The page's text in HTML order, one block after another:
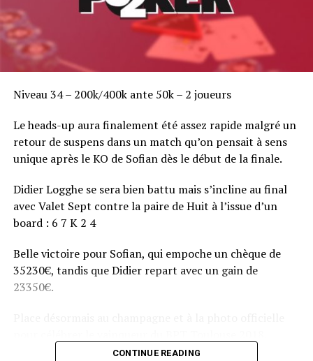
Niveau 34 – 200k/400k ante 50k – 2 joueurs
Le heads-up aura finalement été assez rapide malgré un
retour de suspens dans un match qu’on pensait à sens
unique après le KO de Sofian dès le début de la finale.
Didier Logghe se sera bien battu mais s’incline au final
avec Valet Sept contre la paire de Huit à l’issue d’un
board : 6 7 K 2 4
Belle victoire pour Sofian, qui empoche un chèque de
35230€, tandis que Didier repart avec un gain de
23350€.
CONTINUE READING